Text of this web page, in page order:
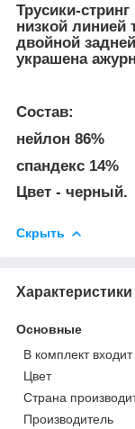
Трусики-
низкой
двойной
украшена
Состав:
нейлон 86%
спандекс 14%
Цвет - черный.
Скрыть
Характеристики
Основные
В комплект входит
Цвет
Страна
Производитель